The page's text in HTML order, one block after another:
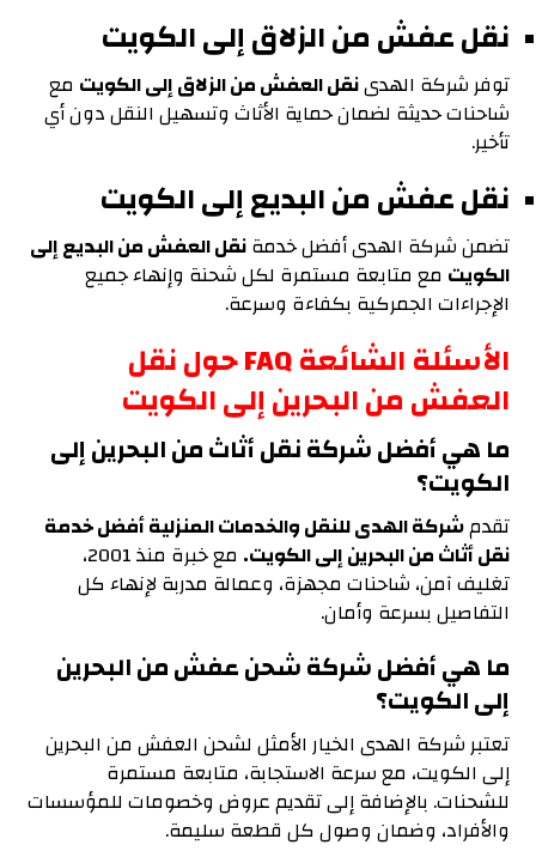
نقل عفش من الزلاق إلى الكويت
توفر شركة الهدىنقل العفش من الزلاق إلى الكويت مع
شاحنات حديثة لضمان حماية الأثاث وتسهيل النقل دون أي
تأخير.
نقل عفش من البديع إلى الكويت
تضمن شركة الهدى أفضل خدمةنقل العفش من البديع إلى
الكويت مع متابعة مستمرة لكل شحنة وإنهاء جميع
الإجراءات الجمركية بكفاءة وسرعة.
الأسئلة الشائعة FAQ حول نقل
العفش من البحرين إلى الكويت
ما هي أفضل شركة نقل أثاث من البحرين إلى
الكويت؟
تقدمشركة الهدى للنقل والخدمات المنزلية أفضل خدمة
نقل أثاث من البحرين إلى الكويت.
مع خبرة منذ 2001،
تغليف آمن، شاحنات مجهزة، وعمالة مدربة لإنهاء كل
التفاصيل بسرعة وأمان.
ما هي أفضل شركة شحن عفش من البحرين
إلى الكويت؟
تعتبر شركة الهدى الخيار الأمثل لشحن العفش من البحرين
إلى الكويت، مع سرعة الاستجابة، متابعة مستمرة
للشحنات. بالإضافة إلى تقديم عروض وخصومات للمؤسسات
والأفراد، وضمان وصول كل قطعة سليمة.